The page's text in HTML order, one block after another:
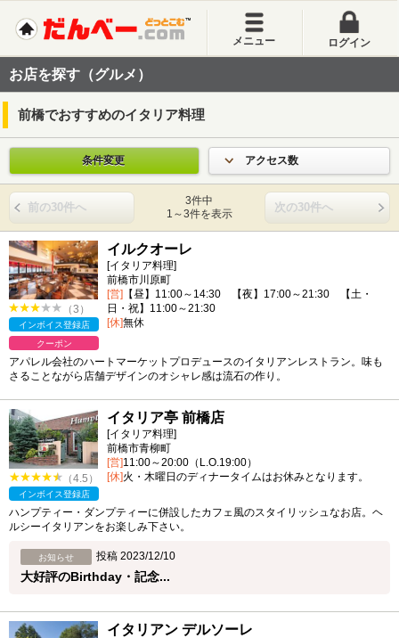
メニュー ログイン
お店を探す（グルメ）
前橋でおすすめのイタリア料理
条件変更 アクセス数
前の30件へ
3件中
1～3件を表示
次の30件へ
（3）
インボイス登録店
クーポン
イルクオーレ
[イタリア料理]
前橋市川原町
[営] 【昼】11:00～14:30 【夜】17:00～21:30 【土・
日・祝】11:00～21:30
[休]無休
アパレル会社のハートマーケットプロデュースのイタリアンレストラン。味も
さることながら店舗デザインのオシャレ感は流石の作り。
（4.5）
インボイス登録店
イタリア亭 前橋店
[イタリア料理]
前橋市青柳町
[営]11:00～20:00（L.O.19:00）
[休]火・木曜日のディナータイムはお休みとなります。
ハンプティー・ダンプティーに併設したカフェ風のスタイリッシュなお店。ヘ
ルシーイタリアンをお楽しみ下さい。
お知らせ 投稿 2023/12/10
大好評のBirthday・記念...
イタリアン デルソーレ